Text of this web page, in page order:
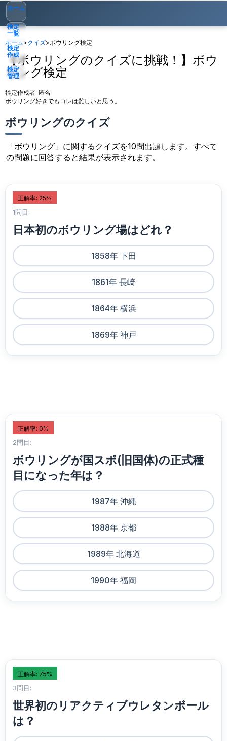
ホーム
検定
一覧
検定
作成
検定
管理
ゲスト▾
ホーム>クイズ>ボウリング検定
【ボウリングのクイズに挑戦！】ボウ
リング検定
検定作成者: 匿名
ボウリング好きでもコレは難しいと思う。
ボウリングのクイズ
「ボウリング」に関するクイズを10問出題します。すべて
の問題に回答すると結果が表示されます。
正解率: 25%
1問目:
日本初のボウリング場はどれ？
1858年 下田
1861年 長崎
1864年 横浜
1869年 神戸
正解率: 0%
2問目:
ボウリングが国スポ(旧国体)の正式種
目になった年は？
1987年 沖縄
1988年 京都
1989年 北海道
1990年 福岡
正解率: 75%
3問目:
世界初のリアクティブウレタンボール
は？